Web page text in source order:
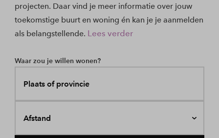
projecten. Daar vind je meer informatie over jouw
toekomstige buurt en woning én kan je je aanmelden
als belangstellende. Lees verder
Waar zou je willen wonen?
Plaats of provincie
Afstand